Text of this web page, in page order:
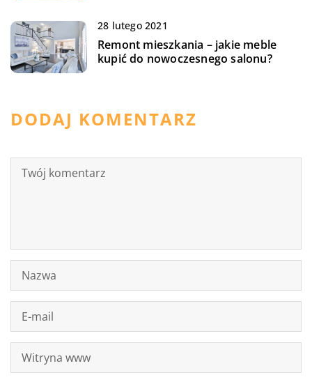
28 lutego 2021
Remont mieszkania – jakie meble
kupić do nowoczesnego salonu?
DODAJ KOMENTARZ